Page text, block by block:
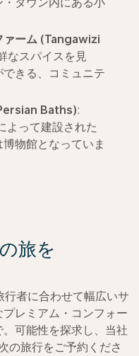
ァーム (Tangawizi
なスパイスを見
きる、コミュニテ
Baths):
よって建設された
物館となっていま
旅を
者に合わせて幅広いサ
レミアム・コンフォー
可能性を探求し、当社
の旅行をご予約くださ